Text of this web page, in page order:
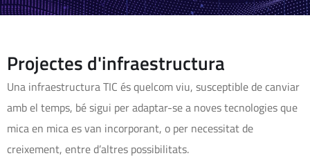
Projectes d'infraestructura
Una infraestructura TIC és quelcom viu, susceptible de canviar
amb el temps, bé sigui per adaptar-se a noves tecnologies que
mica en mica es van incorporant, o per necessitat de
creixement, entre d’altres possibilitats.